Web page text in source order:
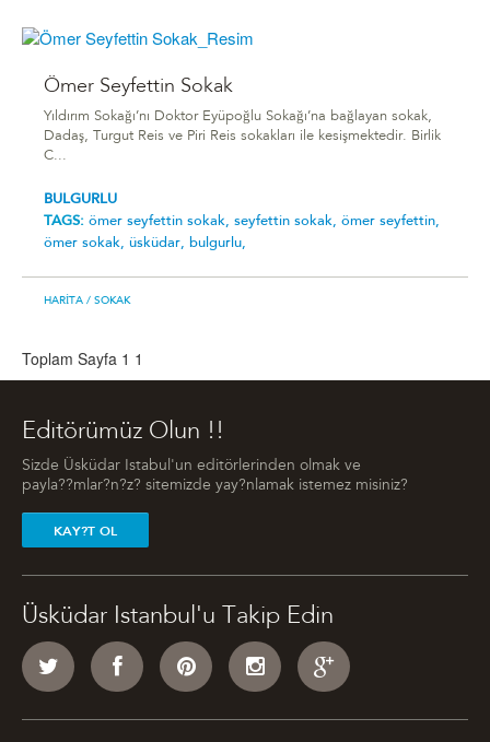
Ömer Seyfettin Sokak
Yıldırım Sokağı’nı Doktor Eyüpoğlu Sokağı’na bağlayan sokak,
Dadaş, Turgut Reis ve Piri Reis sokakları ile kesişmektedir. Birlik
C...
BULGURLU
TAGS: ömer seyfettin sokak, seyfettin sokak, ömer seyfettin,
ömer sokak, üsküdar, bulgurlu,
HARITA / SOKAK
Toplam Sayfa 1 1
Editörümüz Olun !!
Sizde Üsküdar Istabul'un editörlerinden olmak ve
payla??mlar?n?z? sitemizde yay?nlamak istemez misiniz?
KAY?T OL
Üsküdar Istanbul'u Takip Edin